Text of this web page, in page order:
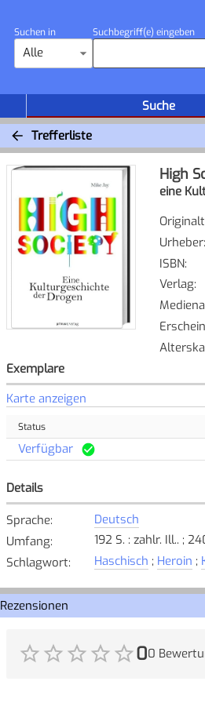
Suchen in
Alle
Suchbegriff(e) eingeben
Suche
Trefferliste
High
eine
Urheber:
ISBN:
Verlag:
Exemplare
Karte anzeigen
Status
Verfügbar
Details
Sprache:
Deutsch
Umfang:
192 S. : zahlr. Ill.. ;
Schlagwort: Haschisch ; Heroin ;
Rezensionen
00